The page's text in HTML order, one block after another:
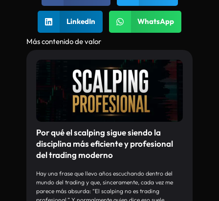
LinkedIn WhatsApp
Más contenido de valor
Por qué el scalping sigue siendo la
disciplina más eficiente y profesional
del trading moderno
Hay una frase que llevo años escuchando dentro del
mundo del trading y que, sinceramente, cada vez me
parece más absurda: “El scalping no es trading